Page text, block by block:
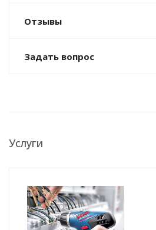
Отзывы
Задать вопрос
Услуги